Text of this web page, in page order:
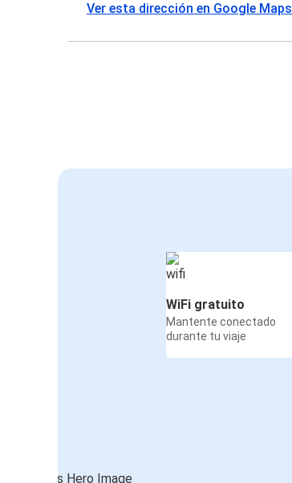
Ver esta dirección en Google Maps
WiFi gratuito
Mantente conectado
durante tu viaje